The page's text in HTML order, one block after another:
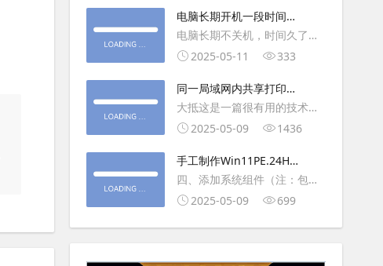
大利
操作虚拟主机，鼠标会非常
钝，这是因为虚拟机没有鼠标
驱动，通过安装vmwaretool后
就可以解决此问
电脑长期开机一段时间就
卡顿怎么处理
电脑长期不关机，时间久了就
会一直卡，CPU和内存都没占
久，打开任务管理器5秒钟。一
般重启下电脑就可以了或重启
下资源管理器(explorer.exe进
程).
2025-05-11 333
同一局域网内共享打印机
的连接及相关问题解决方
法
大抵这是一篇很有用的技术教
程文章吧！涉及的内容普遍而
不自觉地点赞收藏吧~包含内容
有：共享前的准备工作在设置
打印机共享之前，你得先确保
两台电脑
2025-05-09 1436
手工制作Win11PE.24H2
LTSC2024详细教程2
四、添加系统组件（注：包含
DWM、BitLocker解锁、MMC
第5卷提取以下文件到BOOT文
2025-05-09 699